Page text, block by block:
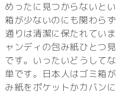
めったに見つからないと
箱が少ないのにも関わら
通りは清潔に保たれてい
ャンディの包み紙ひとつ
です。いったいどうして
単です。日本人はゴミ箱
み紙をポケットかカバン